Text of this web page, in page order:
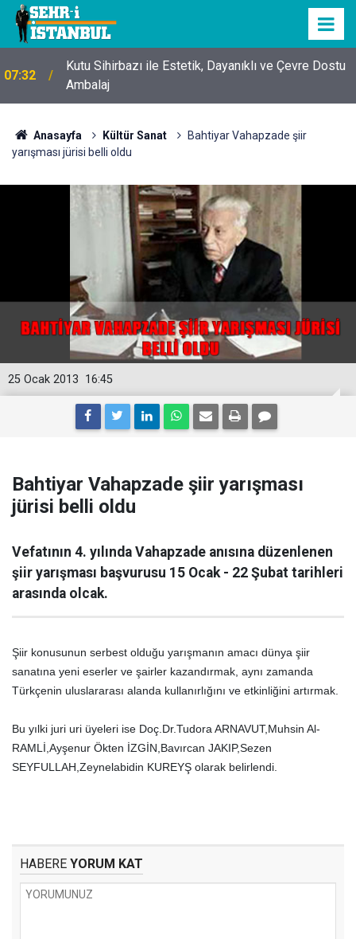
07:32
Kutu Sihirbazı ile Estetik, Dayanıklı ve Çevre Dostu
Ambalaj
Anasayfa Kültür Sanat
Bahtiyar Vahapzade şiir
yarışması jürisi belli oldu
16:45
25 Ocak 2013
Bahtiyar Vahapzade şiir yarışması
jürisi belli oldu
Vefatının 4. yılında Vahapzade anısına düzenlenen
şiir yarışması başvurusu 15 Ocak - 22 Şubat tarihleri
arasında olcak.
Şiir konusunun serbest olduğu yarışmanın amacı dünya şiir
sanatına yeni eserler ve şairler kazandırmak, aynı zamanda
Türkçenin uluslararası alanda kullanırlığını ve etkinliğini artırmak.
Bu yılki juri uri üyeleri ise Doç.Dr.Tudora ARNAVUT,Muhsin Al-
RAMLİ,Ayşenur Ökten İZGİN,Bavırcan JAKIP,Sezen
SEYFULLAH,Zeynelabidin KUREYŞ olarak belirlendi.
HABERE YORUM KAT